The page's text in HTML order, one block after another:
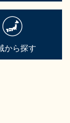
から探す